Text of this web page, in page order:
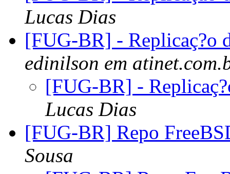
Lucas Dias
[FUG-BR] - Replicaç?o
edinilson em
[FUG-BR] -
Lucas Dias
[FUG-BR] Repo
Sousa